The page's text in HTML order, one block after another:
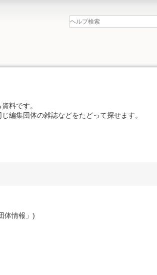
料です。
編集団体の雑誌などをたどって探せます。
体情報」)